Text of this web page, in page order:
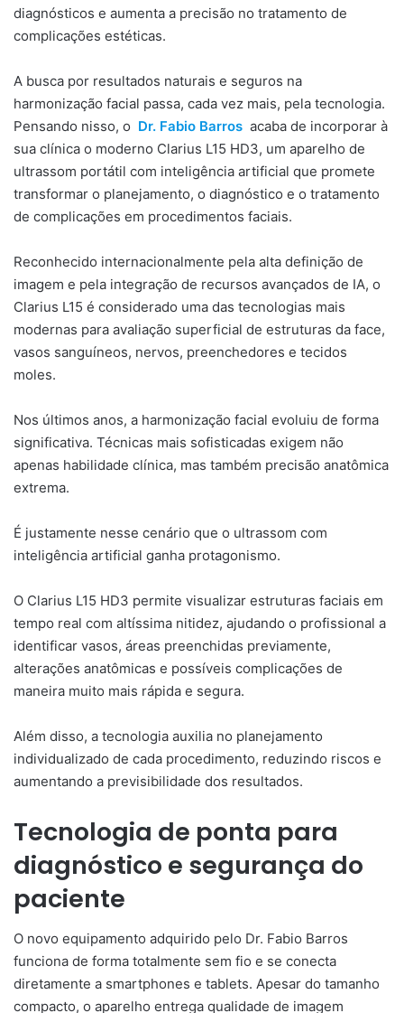
diagnósticos e aumenta a precisão no tratamento de
complicações estéticas.
A busca por resultados naturais e seguros na
harmonização facial passa, cada vez mais, pela tecnologia.
Pensando nisso, o Dr. Fabio Barros acaba de incorporar à
sua clínica o moderno Clarius L15 HD3, um aparelho de
ultrassom portátil com inteligência artificial que promete
transformar o planejamento, o diagnóstico e o tratamento
de complicações em procedimentos faciais.
Reconhecido internacionalmente pela alta definição de
imagem e pela integração de recursos avançados de IA, o
Clarius L15 é considerado uma das tecnologias mais
modernas para avaliação superficial de estruturas da face,
vasos sanguíneos, nervos, preenchedores e tecidos
moles.
Nos últimos anos, a harmonização facial evoluiu de forma
significativa. Técnicas mais sofisticadas exigem não
apenas habilidade clínica, mas também precisão anatômica
extrema.
É justamente nesse cenário que o ultrassom com
inteligência artificial ganha protagonismo.
O Clarius L15 HD3 permite visualizar estruturas faciais em
tempo real com altíssima nitidez, ajudando o profissional a
identificar vasos, áreas preenchidas previamente,
alterações anatômicas e possíveis complicações de
maneira muito mais rápida e segura.
Além disso, a tecnologia auxilia no planejamento
individualizado de cada procedimento, reduzindo riscos e
aumentando a previsibilidade dos resultados.
Tecnologia de ponta para
diagnóstico e segurança do
paciente
O novo equipamento adquirido pelo Dr. Fabio Barros
funciona de forma totalmente sem fio e se conecta
diretamente a smartphones e tablets. Apesar do tamanho
compacto, o aparelho entrega qualidade de imagem